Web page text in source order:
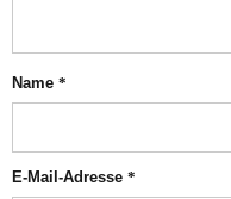
Name *
E-Mail-Adresse *